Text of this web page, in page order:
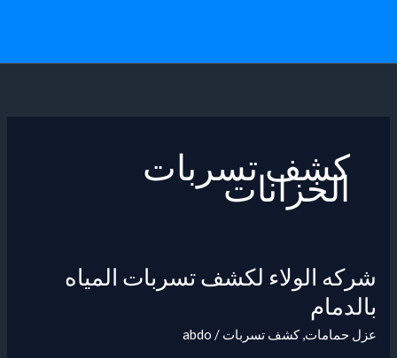
كشف تسربات
الخزانات
شركه الولاء لكشف تسربات المياه
بالدمام
عزل حمامات,كشف تسربات /
abdo
شركه
الولاء
لكشف
تسربات